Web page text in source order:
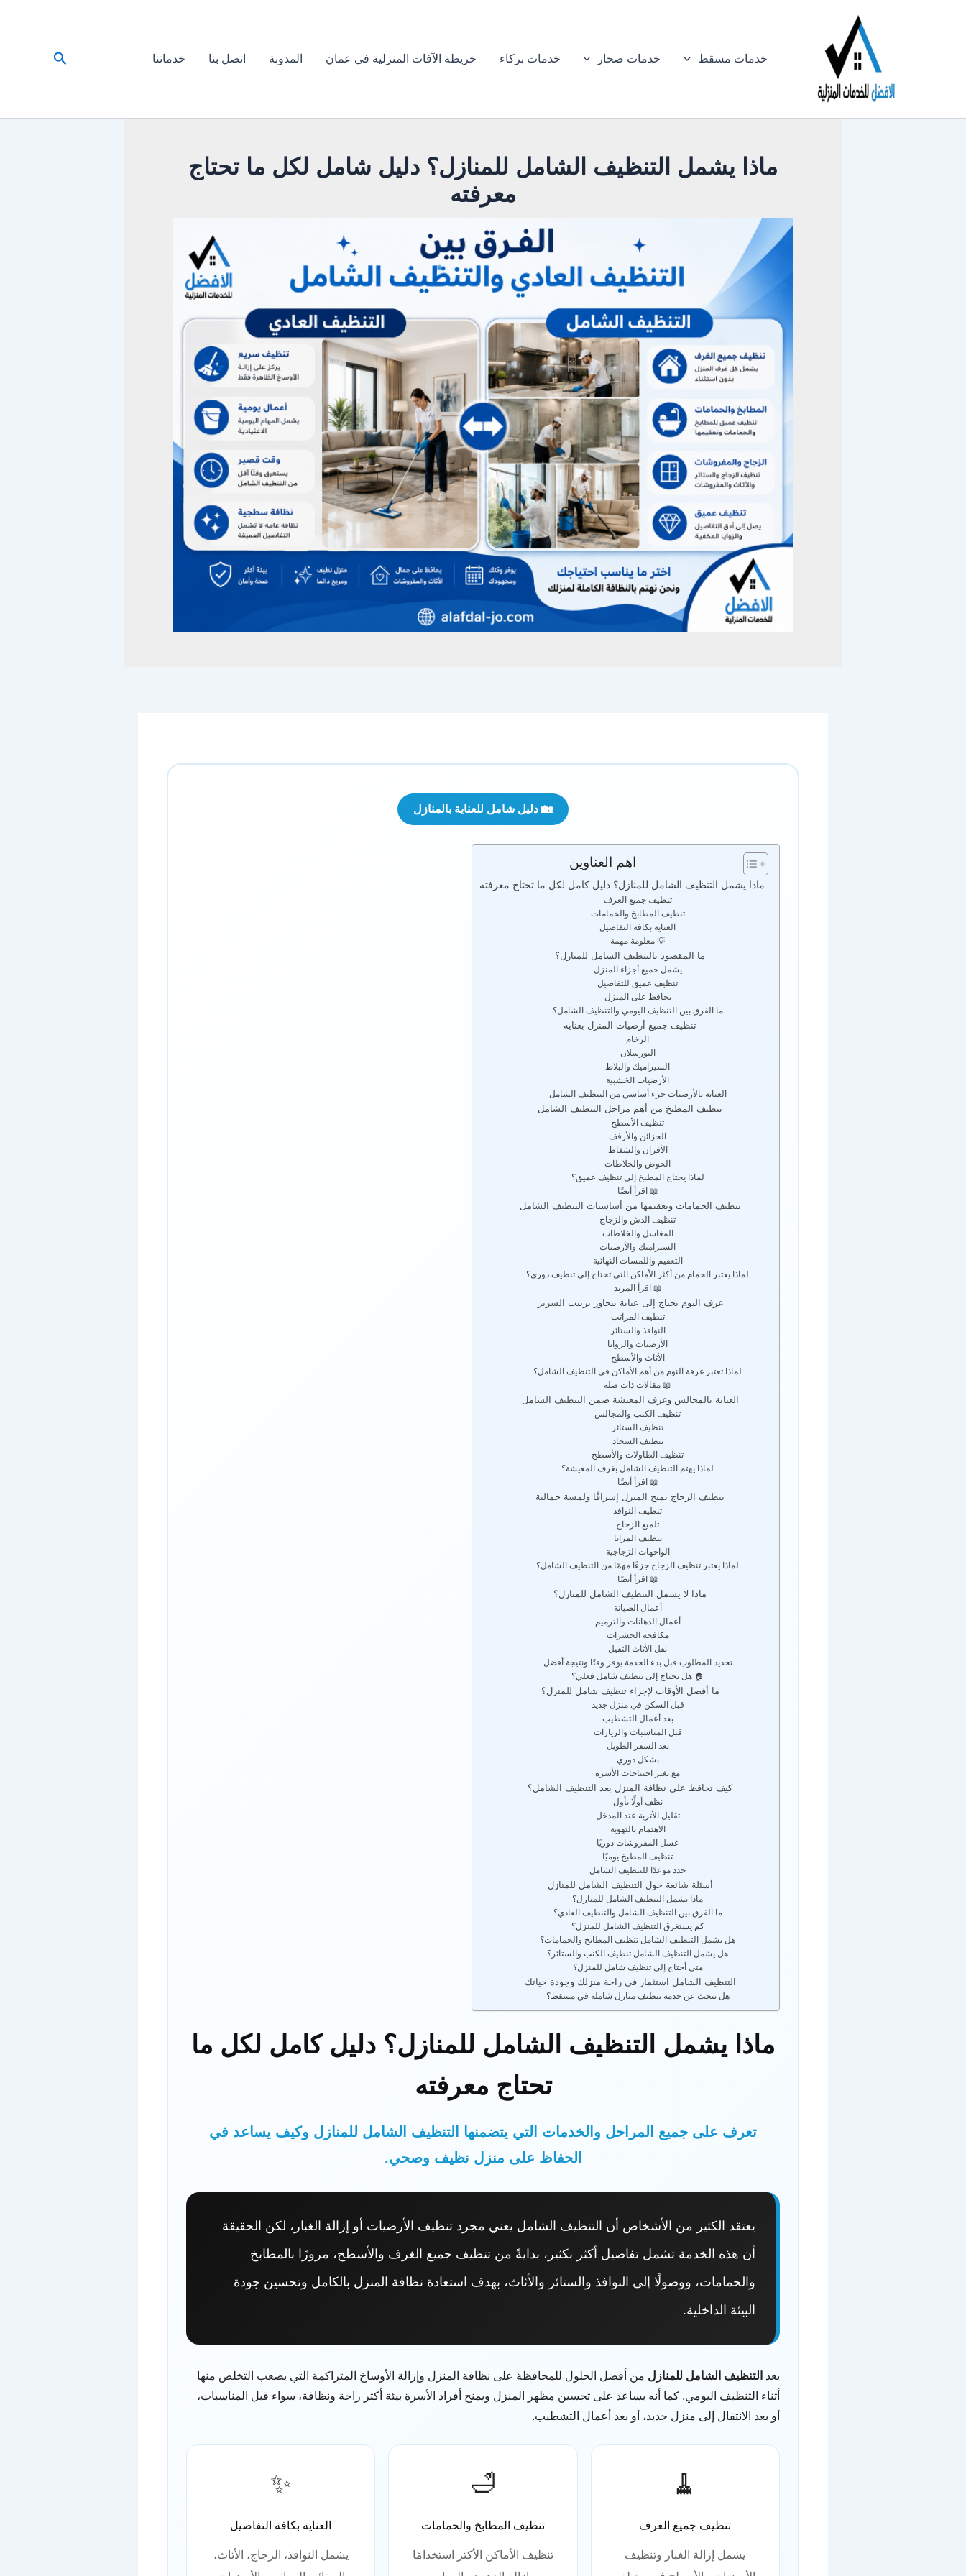
خدمات مسقط خدمات صحار خدمات بركاء خريطة الآفات المنزلية في عمان المدونة اتصل بنا خدماتنا البحث
ماذا يشمل التنظيف الشامل للمنازل؟ دليل شامل لكل ما تحتاج
معرفته
🏡 دليل شامل للعناية بالمنازل
اهم العناوين
ماذا يشمل التنظيف الشامل للمنازل؟ دليل كامل لكل ما تحتاج معرفته
تنظيف جميع الغرف
تنظيف المطابخ والحمامات
العناية بكافة التفاصيل
💡 معلومة مهمة
ما المقصود بالتنظيف الشامل للمنازل؟
يشمل جميع أجزاء المنزل
تنظيف عميق للتفاصيل
يحافظ على المنزل
ما الفرق بين التنظيف اليومي والتنظيف الشامل؟
تنظيف جميع أرضيات المنزل بعناية
الرخام
البورسلان
السيراميك والبلاط
الأرضيات الخشبية
العناية بالأرضيات جزء أساسي من التنظيف الشامل
تنظيف المطبخ من أهم مراحل التنظيف الشامل
تنظيف الأسطح
الخزائن والأرفف
الأفران والشفاط
الحوض والخلاطات
لماذا يحتاج المطبخ إلى تنظيف عميق؟
📖 اقرأ أيضًا
تنظيف الحمامات وتعقيمها من أساسيات التنظيف الشامل
تنظيف الدش والزجاج
المغاسل والخلاطات
السيراميك والأرضيات
التعقيم واللمسات النهائية
لماذا يعتبر الحمام من أكثر الأماكن التي تحتاج إلى تنظيف دوري؟
📖 اقرأ المزيد
غرف النوم تحتاج إلى عناية تتجاوز ترتيب السرير
تنظيف المراتب
النوافذ والستائر
الأرضيات والزوايا
الأثاث والأسطح
لماذا تعتبر غرفة النوم من أهم الأماكن في التنظيف الشامل؟
📖 مقالات ذات صلة
العناية بالمجالس وغرف المعيشة ضمن التنظيف الشامل
تنظيف الكنب والمجالس
تنظيف الستائر
تنظيف السجاد
تنظيف الطاولات والأسطح
لماذا يهتم التنظيف الشامل بغرف المعيشة؟
📖 اقرأ أيضًا
تنظيف الزجاج يمنح المنزل إشراقًا ولمسة جمالية
تنظيف النوافذ
تلميع الزجاج
تنظيف المرايا
الواجهات الزجاجية
لماذا يعتبر تنظيف الزجاج جزءًا مهمًا من التنظيف الشامل؟
📖 اقرأ أيضًا
ماذا لا يشمل التنظيف الشامل للمنازل؟
أعمال الصيانة
أعمال الدهانات والترميم
مكافحة الحشرات
نقل الأثاث الثقيل
تحديد المطلوب قبل بدء الخدمة يوفر وقتًا ونتيجة أفضل
🏠 هل تحتاج إلى تنظيف شامل فعلي؟
ما أفضل الأوقات لإجراء تنظيف شامل للمنزل؟
قبل السكن في منزل جديد
بعد أعمال التشطيب
قبل المناسبات والزيارات
بعد السفر الطويل
بشكل دوري
مع تغير احتياجات الأسرة
كيف تحافظ على نظافة المنزل بعد التنظيف الشامل؟
نظف أولًا بأول
تقليل الأتربة عند المدخل
الاهتمام بالتهوية
غسل المفروشات دوريًا
تنظيف المطبخ يوميًا
حدد موعدًا للتنظيف الشامل
أسئلة شائعة حول التنظيف الشامل للمنازل
ماذا يشمل التنظيف الشامل للمنازل؟
ما الفرق بين التنظيف الشامل والتنظيف العادي؟
كم يستغرق التنظيف الشامل للمنزل؟
هل يشمل التنظيف الشامل تنظيف المطابخ والحمامات؟
هل يشمل التنظيف الشامل تنظيف الكنب والستائر؟
متى أحتاج إلى تنظيف شامل للمنزل؟
التنظيف الشامل استثمار في راحة منزلك وجودة حياتك
هل تبحث عن خدمة تنظيف منازل شاملة في مسقط؟
ماذا يشمل التنظيف الشامل للمنازل؟ دليل كامل لكل ما
تحتاج معرفته
تعرف على جميع المراحل والخدمات التي يتضمنها التنظيف الشامل للمنازل وكيف يساعد في
الحفاظ على منزل نظيف وصحي.
يعتقد الكثير من الأشخاص أن التنظيف الشامل يعني مجرد تنظيف الأرضيات أو إزالة الغبار، لكن الحقيقة
أن هذه الخدمة تشمل تفاصيل أكثر بكثير، بدايةً من تنظيف جميع الغرف والأسطح، مرورًا بالمطابخ
والحمامات، ووصولًا إلى النوافذ والستائر والأثاث، بهدف استعادة نظافة المنزل بالكامل وتحسين جودة
البيئة الداخلية.
يعد التنظيف الشامل للمنازل من أفضل الحلول للمحافظة على نظافة المنزل وإزالة الأوساخ المتراكمة التي يصعب التخلص منها
أثناء التنظيف اليومي. كما أنه يساعد على تحسين مظهر المنزل ويمنح أفراد الأسرة بيئة أكثر راحة ونظافة، سواء قبل المناسبات،
أو بعد الانتقال إلى منزل جديد، أو بعد أعمال التشطيب.
🧹
تنظيف جميع الغرف
يشمل إزالة الغبار وتنظيف
🛁
تنظيف المطابخ والحمامات
تنظيف الأماكن الأكثر استخدامًا
✨
العناية بكافة التفاصيل
يشمل النوافذ، الزجاج، الأثاث،